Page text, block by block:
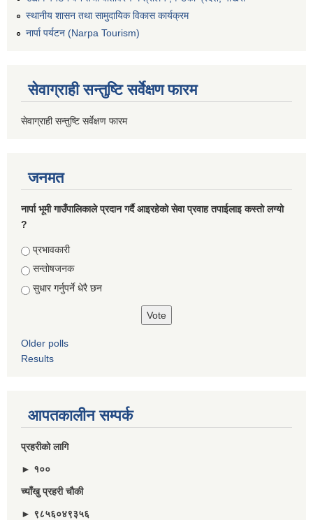
स्थानीय शासन तथा सामुदायिक विकास कार्यक्रम
नार्पा पर्यटन (Narpa Tourism)
सेवाग्राही सन्तुष्टि सर्वेक्षण फारम
सेवाग्राही सन्तुष्टि सर्वेक्षण फारम
जनमत
नार्पा भूमी गाउँपालिकाले प्रदान गर्दै आइरहेको सेवा प्रवाह तपाईलाइ कस्तो लग्यो
?
Choices
प्रभावकारी
सन्तोषजनक
सुधार गर्नुपर्ने धेरै छन
Older polls
Results
आपतकालीन सम्पर्क
प्रहरीकाे लागि
► १००
च्याँखु प्रहरी चाैकी
► ९८५६०४९३५६